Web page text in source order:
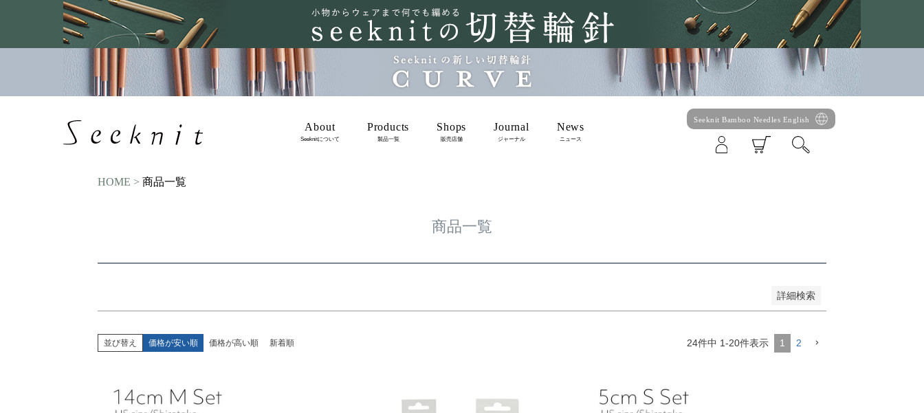
About
Seeknitについて
Products
製品一覧
Shops
販売店舗
Journal
ジャーナル
News
ニュース
Seeknit Bamboo Needles English
HOME 商品一覧
商品一覧
詳細検索
価格
〜
商品タグ
サイズ
カラー
商品番号/JANコード
バンドル販売
予約商品
検索
並び替え 価格が安い順 価格が高い順 新着順 24件中 1-20件表示 1 2